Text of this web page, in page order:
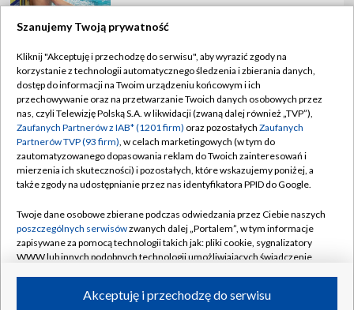
TVP
Abonament TVP
Sklep TVP
Biuro Reklamy
Oferta Handlowa
Emisja w TVP
Rada Programowa
Ogłoszenia przetargowe
Akademia Telewizyjna
Regulamin TVP
Polityka prywatności
Moje zgody
Biuro reklamy
Kanały
©2026 Telewizja Polska Spółka Akcyjna w likwidacji
Szanujemy Twoją prywatność
Kliknij "Akceptuję i przechodzę do serwisu", aby wyrazić zgody na
korzystanie z technologii automatycznego śledzenia i zbierania danych,
dostęp do informacji na Twoim urządzeniu końcowym i ich
przechowywanie oraz na przetwarzanie Twoich danych osobowych przez
nas, czyli Telewizję Polską S.A. w likwidacji (zwaną dalej również „TVP”),
Zaufanych Partnerów z IAB* (1201 firm) oraz pozostałych Zaufanych
Partnerów TVP (93 firm), w celach marketingowych (w tym do
zautomatyzowanego dopasowania reklam do Twoich zainteresowań i
mierzenia ich skuteczności) i pozostałych, które wskazujemy poniżej, a
także zgody na udostępnianie przez nas identyfikatora PPID do Google.
Twoje dane osobowe zbierane podczas odwiedzania przez Ciebie naszych
poszczególnych serwisówzwanych dalej „Portalem”, w tym informacje
zapisywane za pomocą technologii takich jak: pliki cookie, sygnalizatory
WWW lub innych podobnych technologii umożliwiających świadczenie
ruchu w Internecie.Akceptuję i przechodzę do serwisu